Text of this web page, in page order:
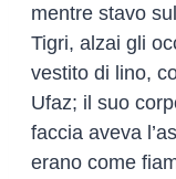
mentre stavo
Tigri, alzai gli
vestito di lino,
Ufaz; il suo
faccia aveva
erano come